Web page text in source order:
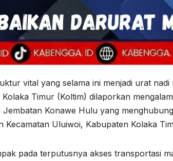
vital yang selama ini menjadi urat
Timur (Koltim) dilaporkan
Konawe Hulu yang
Kecamatan Uluiwoi, Kabupaten Kolaka
pada terputusnya akses transportasi